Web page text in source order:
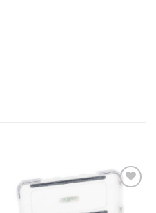
wishlist